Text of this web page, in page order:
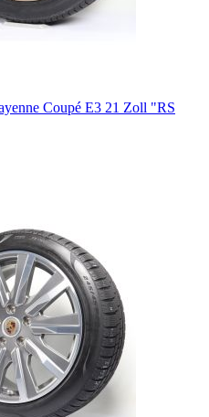
Coupé E3 21 Zoll "RS